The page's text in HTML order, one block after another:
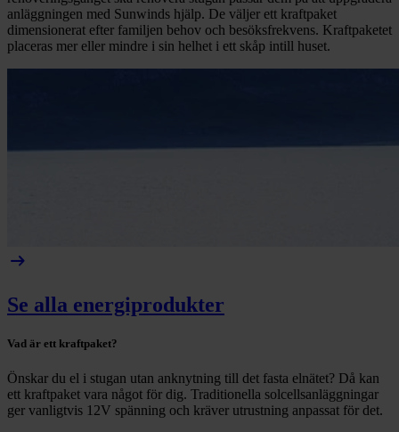
anläggningen med Sunwinds hjälp. De väljer ett kraftpaket
dimensionerat efter familjen behov och besöksfrekvens. Kraftpaketet
placeras mer eller mindre i sin helhet i ett skåp intill huset.
arrow_right_alt
Se alla energiprodukter
Vad är ett kraftpaket?
Önskar du el i stugan utan anknytning till det fasta elnätet? Då kan
ett kraftpaket vara något för dig. Traditionella solcellsanläggningar
ger vanligtvis 12V spänning och kräver utrustning anpassat för det.